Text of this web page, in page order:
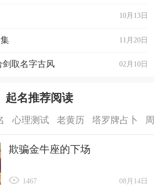
、嫣知、奕梦、梓玥
、书萱、婷婧、甜夏
、蕙芸、慧晨、佳晨
、星星、星晴、雅辰
、畅蝶、滢欣、妮雪
、妍芭、媚馥、琳宛
、丝茜、汝咏、璐茜
、晓君、翊君、怡君
10月13日
11月20日
02月10日
取名字古风
起名推荐阅读
心理测试 老黄历 塔罗牌占卜
欺骗金牛座的下场
08月14日
1467